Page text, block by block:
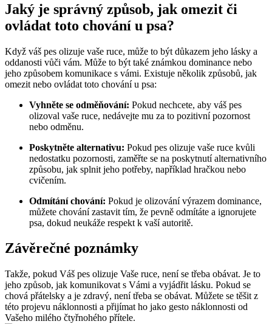
Jaký ⁣je správný způsob, ​jak omezit ⁣či​
ovládat toto chování u psa?
Když váš⁤ pes olizuje vaše ruce,‌ může to ⁤být⁣ důkazem jeho ‌lásky a
oddanosti vůči vám. Může to být také‍ známkou dominance nebo
jeho⁢ způsobem komunikace​ s ‍vámi. Existuje několik způsobů, jak
omezit nebo ‍ovládat toto chování u ‌psa:
Vyhněte se⁤ odměňování: Pokud nechcete, aby váš ​pes
olizoval vaše ruce, nedávejte mu za to ⁣pozitivní pozornost
nebo odměnu.
Poskytněte‍ alternativu: Pokud pes​ olizuje vaše ruce kvůli
nedostatku pozornosti, ​zaměřte ⁤se⁣ na poskytnutí alternativního
způsobu,‍ jak‌ splnit‌ jeho potřeby,⁤ například hračkou nebo
cvičením.
Odmítání chování: Pokud je olizování ​výrazem ‍dominance,
můžete chování zastavit tím, že pevně odmítáte a ⁢ignorujete
psa, dokud​ neukáže respekt k‌ vaší autoritě.
Závěrečné poznámky
Takže, pokud Váš pes⁤ olizuje ⁣Vaše ruce, není se třeba ‌obávat. ‌Je to
jeho ⁤způsob, ⁤jak komunikovat s ⁢Vámi a vyjádřit lásku. Pokud se
chová přátelsky a ‍je zdravý, není třeba⁣ se obávat. ‍Můžete se těšit z
‍této projevu náklonnosti a ⁤přijímat ho⁤ jako⁢ gesto náklonnosti od
Vašeho⁣ milého čtyřnohého přítele.